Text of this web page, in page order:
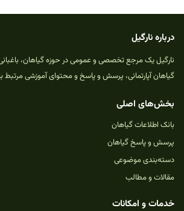
درباره نارگیل
نارگیل یک مرجع تخصصی و عمومی در حوزه گیاهان،
گیاهان آپارتمانی، پرسش و پاسخ و محتوای آموزشی مرتبط
بخش‌های اصلی
بانک اطلاعات گیاهان
پرسش و پاسخ گیاهان
دسته‌بندی موضوعی
مقالات و مطالب
خدمات و امکانات